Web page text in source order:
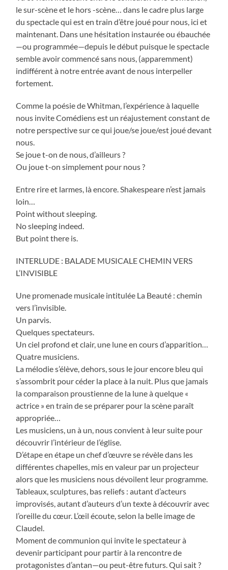
le sur-scène et le hors -scène… dans le cadre plus large
du spectacle qui est en train d’être joué pour nous, ici et
maintenant. Dans une hésitation instaurée ou ébauchée
—ou programmée—depuis le début puisque le spectacle
semble avoir commencé sans nous, (apparemment)
indifférent à notre entrée avant de nous interpeller
fortement.
Comme la poésie de Whitman, l’expérience à laquelle
nous invite Comédiens est un réajustement constant de
notre perspective sur ce qui joue/se joue/est joué devant
nous.
Se joue t-on de nous, d’ailleurs ?
Ou joue t-on simplement pour nous ?
Entre rire et larmes, là encore. Shakespeare n’est jamais
loin…
Point without sleeping.
No sleeping indeed.
But point there is.
INTERLUDE : BALADE MUSICALE CHEMIN VERS
L’INVISIBLE
Une promenade musicale intitulée La Beauté : chemin
vers l’invisible.
Un parvis.
Quelques spectateurs.
Un ciel profond et clair, une lune en cours d’apparition…
Quatre musiciens.
La mélodie s’élève, dehors, sous le jour encore bleu qui
s’assombrit pour céder la place à la nuit. Plus que jamais
la comparaison proustienne de la lune à quelque «
actrice » en train de se préparer pour la scène paraît
appropriée…
Les musiciens, un à un, nous convient à leur suite pour
découvrir l’intérieur de l’église.
D’étape en étape un chef d’œuvre se révèle dans les
différentes chapelles, mis en valeur par un projecteur
alors que les musiciens nous dévoilent leur programme.
Tableaux, sculptures, bas reliefs : autant d’acteurs
improvisés, autant d’auteurs d’un texte à découvrir avec
l’oreille du cœur. L’œil écoute, selon la belle image de
Claudel.
Moment de communion qui invite le spectateur à
devenir participant pour partir à la rencontre de
protagonistes d’antan—ou peut-être futurs. Qui sait ?